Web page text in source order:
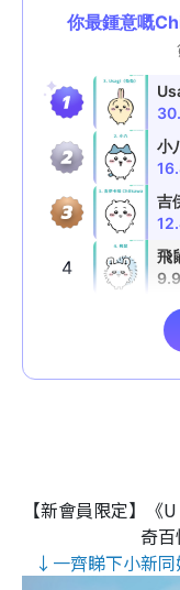
【新會員限定】《
奇百
↓一齊睇下小新